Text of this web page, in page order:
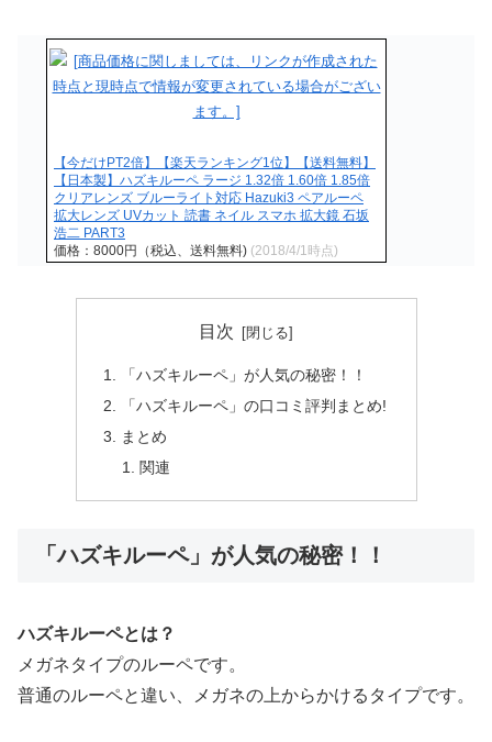
【今だけPT2倍】【楽天ランキング1位】【送料無料】
【日本製】ハズキルーペ ラージ 1.32倍 1.60倍 1.85倍
クリアレンズ ブルーライト対応 Hazuki3 ペアルーペ
拡大レンズ UVカット 読書 ネイル スマホ 拡大鏡 石坂
浩二 PART3
価格：8000円（税込、送料無料) (2018/4/1時点)
目次
「ハズキルーペ」が人気の秘密！！
「ハズキルーペ」の口コミ評判まとめ!
まとめ
関連
「ハズキルーペ」が人気の秘密！！
ハズキルーペとは？
メガネタイプのルーペです。
普通のルーペと違い、メガネの上からかけるタイプです。